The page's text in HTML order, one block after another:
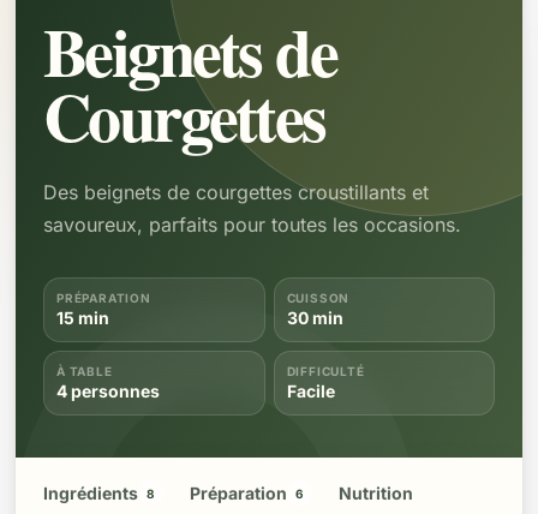
Beignets de
Courgettes
Des beignets de courgettes croustillants et
savoureux, parfaits pour toutes les occasions.
PRÉPARATION
15 min
CUISSON
30 min
À TABLE
4 personnes
DIFFICULTÉ
Facile
Ingrédients 8 Préparation 6 Nutrition